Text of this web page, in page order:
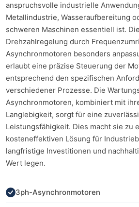
anspruchsvolle industrielle
Metallindustrie, Wasseraufbereitung
schweren Maschinen essentiell ist.
Drehzahlregelung durch
Asynchronmotoren besonders
erlaubt eine präzise Steuerung der
entsprechend den spezifischen
verschiedener Prozesse. Die
Asynchronmotoren, kombiniert mit
Langlebigkeit, sorgt für eine
Leistungsfähigkeit. Dies macht sie zu
kosteneffektiven Lösung für
langfristige Investitionen und
Wert legen.
3ph-Asynchronmotoren